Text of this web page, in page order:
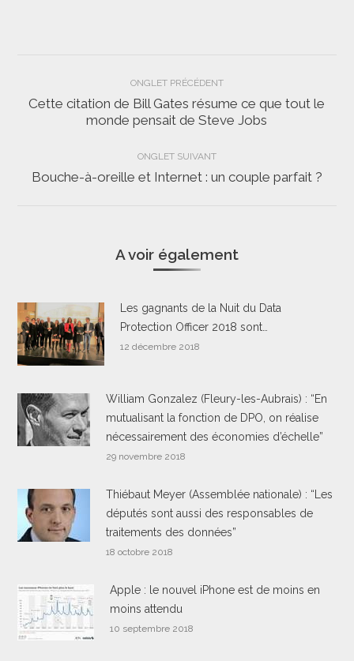
Navigation
de
commentaire
ONGLET PRÉCÉDENT
Onglet
Cette citation de Bill Gates résume ce que tout le
monde pensait de Steve Jobs
ONGLET SUIVANT
Onglet
Bouche-à-oreille et Internet : un couple parfait ?
A voir également
Les gagnants de la Nuit du Data
Protection Officer 2018 sont…
12 décembre 2018
William Gonzalez (Fleury-les-Aubrais) : “En
mutualisant la fonction de DPO, on réalise
nécessairement des économies d’échelle”
29 novembre 2018
Thiébaut Meyer (Assemblée nationale) : “Les
députés sont aussi des responsables de
traitements des données”
18 octobre 2018
Apple : le nouvel iPhone est de moins en
moins attendu
10 septembre 2018